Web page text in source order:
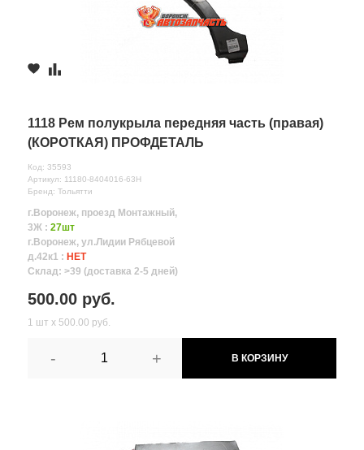
1118 Рем полукрыла передняя часть (правая)
(КОРОТКАЯ) ПРОФДЕТАЛЬ
Код: 35593
Артикул: 11180-8404016-63Н
Бренд: Тольятти
г.Воронеж, проезд Монтажный,
3Ж : 27шт
г.Воронеж, ул.Лидии Рябцевой
д.42к1 : НЕТ
Склад: >39 (доставка 2-5 дней)
500.00 руб.
1 шт х 500.00 руб.
- + В КОРЗИНУ